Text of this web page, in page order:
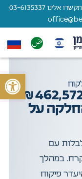
אלינו 03-6135337
נפסק פיצוי כולל של 462,572 ₪
בהחלקה על
כבן 14 יצא לבלות עם
במהלך
פיקוח
פתח